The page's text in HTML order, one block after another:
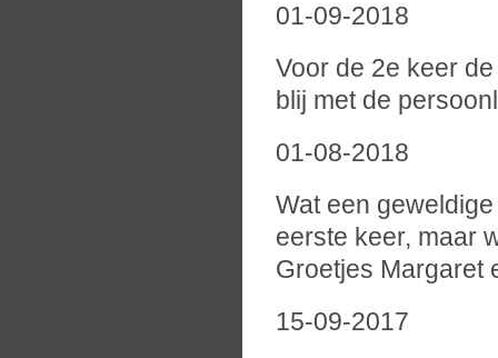
01-09-2018
Voor de 2e keer
blij met de
01-08-2018
Wat een
eerste keer, maar
Groetjes Margaret
15-09-2017